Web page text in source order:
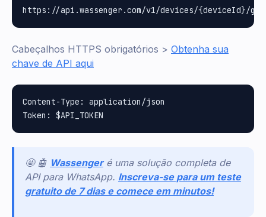
Cabeçalhos HTTPS obrigatórios > Obtenha sua
chave de API aqui
Content-Type: application/json
🤩 🤖 Wassenger é uma solução completa de
API para WhatsApp. Inscreva-se para um teste
gratuito de 7 dias e comece em minutos!